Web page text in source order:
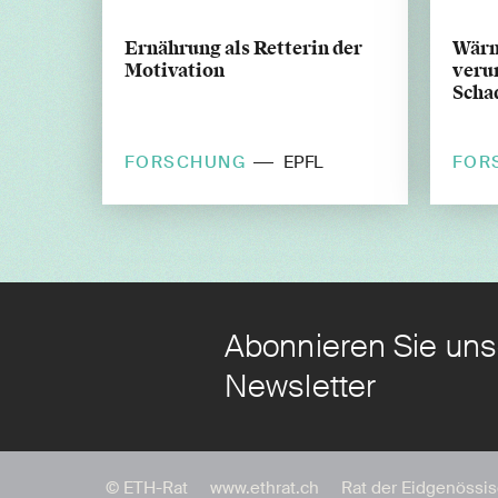
Ernährung als Retterin der
Motivation
FORSCHUNG EPFL
Abonnieren Sie
Newsletter
© ETH-Rat www.ethrat.ch Rat der